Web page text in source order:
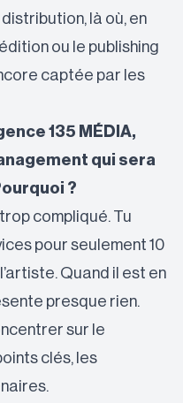
là où, en
ou le publishing
captée par les
135 MÉDIA,
qui sera
?
compliqué. Tu
pour seulement 10
Quand il est en
presque rien.
sur le
clés, les